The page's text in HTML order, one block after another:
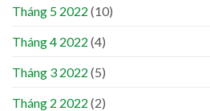
Tháng 5 2022 (10)
Tháng 4 2022 (4)
Tháng 3 2022 (5)
Tháng 2 2022 (2)